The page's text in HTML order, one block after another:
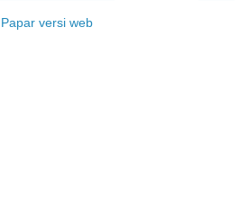
Papar versi web